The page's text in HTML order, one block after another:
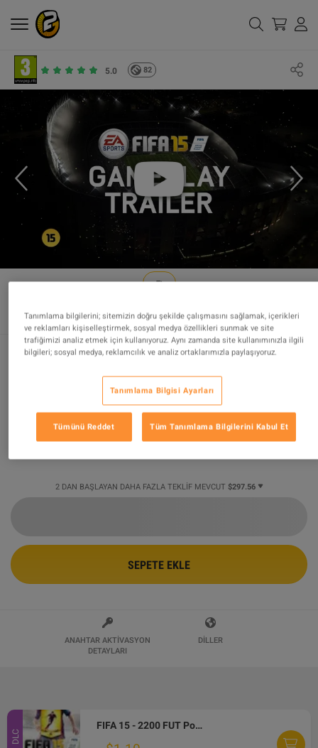
5.0 82
FIFA 15 EA App CD Key
TrustedKys
$297.56
2 DAN BAŞLAYAN DAHA FAZLA TEKLIF MEVCUT $297.56
SEPETE EKLE
ANAHTAR AKTIVASYON
DETAYLARI
DILLER
DLC
FIFA 15 - 2200 FUT Points EA App CD Key
Tanımlama bilgilerini; sitemizin doğru şekilde çalışmasını sağlamak, içerikleri
ve reklamları kişiselleştirmek, sosyal medya özellikleri sunmak ve site
trafiğimizi analiz etmek için kullanıyoruz. Aynı zamanda site kullanımınızla ilgili
bilgileri; sosyal medya, reklamcılık ve analiz ortaklarımızla paylaşıyoruz.
Tanımlama Bilgisi Ayarları
Tümünü Reddet Tüm Tanımlama Bilgilerini Kabul Et